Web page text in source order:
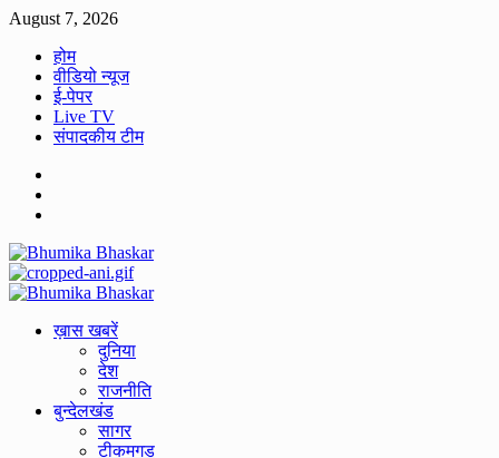
Skip
content
August 7, 2026
होम
वीडियो न्यूज
ई-पेपर
Live TV
संपादकीय टीम
Primary
ख़ास खबरें
दुनिया
देश
राजनीति
बुन्देलखंड
सागर
टीकमगड